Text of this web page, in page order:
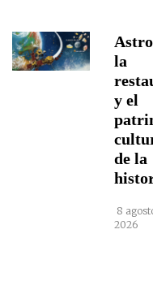
la
y el
de la
8
2026